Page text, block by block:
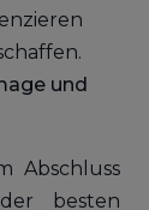
und
Abschluss
besten